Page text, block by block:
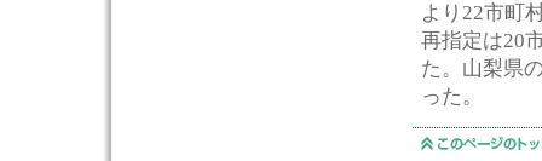
より22市町
再指定は20
た。山梨県
った。